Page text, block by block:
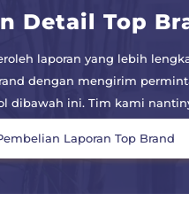
Detail Top
laporan yang lebih
dengan mengirim
dibawah ini. Tim kami
Laporan Top Brand